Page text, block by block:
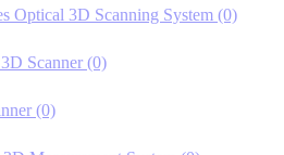
Optical 3D Scanning System (0)
Scanner (0)
(0)